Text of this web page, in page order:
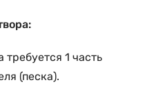
1 часть
(песка).